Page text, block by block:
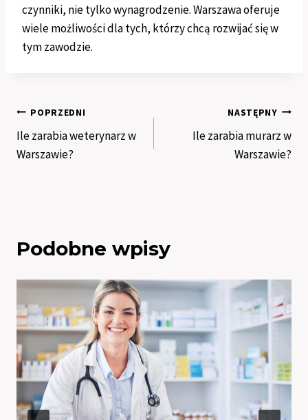
czynniki, nie tylko wynagrodzenie. Warszawa oferuje
wiele możliwości dla tych, którzy chcą rozwijać się w
tym zawodzie.
Nawigacja
wpisu
POPRZEDNI
Ile zarabia weterynarz w
Warszawie?
NASTĘPNY
Ile zarabia murarz w
Warszawie?
Podobne wpisy